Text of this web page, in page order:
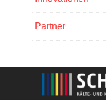
Partner